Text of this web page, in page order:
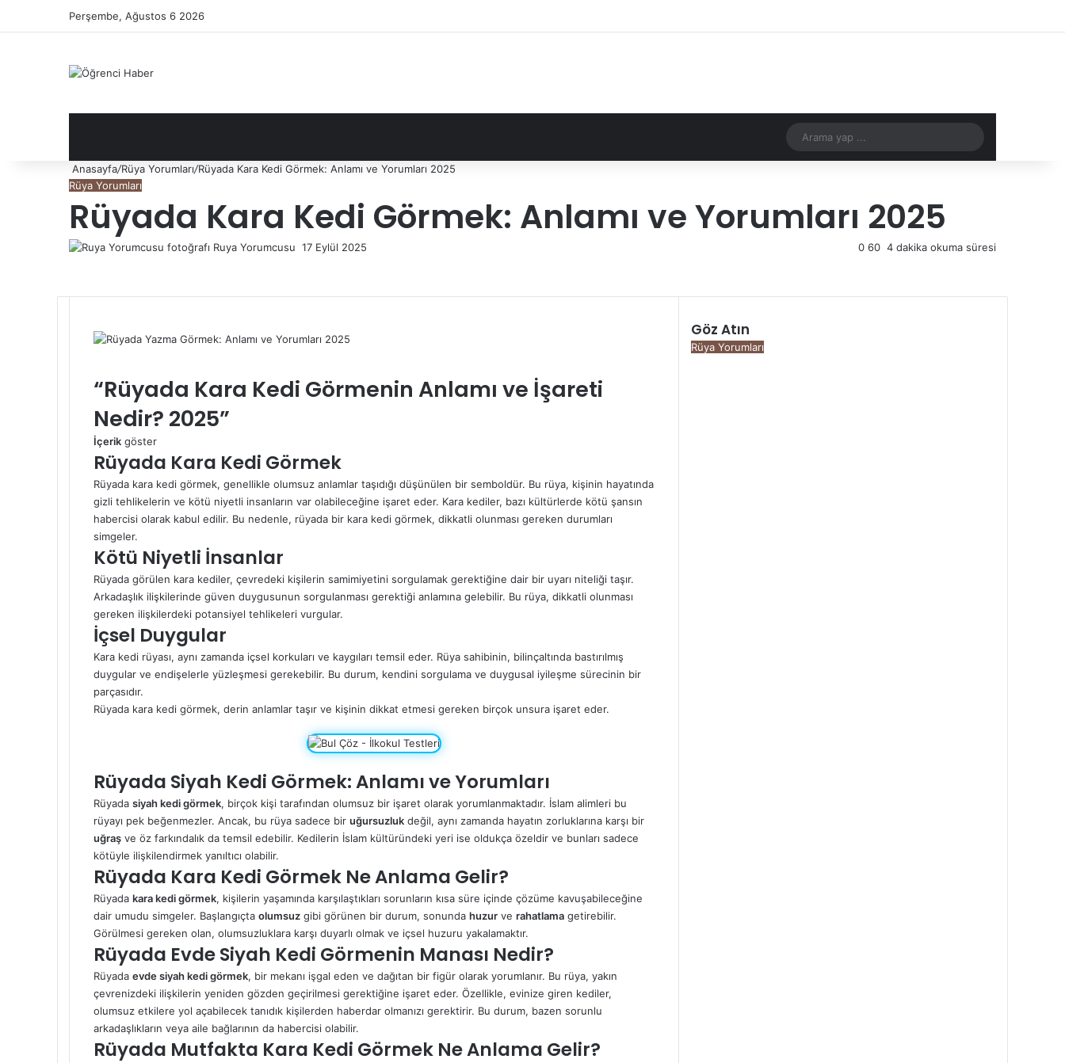
Perşembe, Ağustos 6 2026
Rastgele Makale
yap
Anasayfa/Rüya Yorumları/Rüyada Kara Kedi Görmek: Anlamı ve Yorumları 2025
Rüya Yorumları
Rüyada Kara Kedi Görmek: Anlamı ve Yorumları 2025
Ruya Yorumcusu Bir
göndermek
17 Eylül 2025 0 60 4 dakika okuma süresi
a
e
o
o
k
n
d
I
n
i
n
r
e
s
t
h
a
t
A
p
p
e
e
r
a
m
“Rüyada Kara Kedi Görmenin Anlamı ve İşareti
Nedir? 2025”
İçerik göster
Rüyada Kara Kedi Görmek
Rüyada kara kedi görmek, genellikle olumsuz anlamlar taşıdığı düşünülen bir semboldür. Bu rüya, kişinin hayatında
gizli tehlikelerin ve kötü niyetli insanların var olabileceğine işaret eder. Kara kediler, bazı kültürlerde kötü şansın
habercisi olarak kabul edilir. Bu nedenle, rüyada bir kara kedi görmek, dikkatli olunması gereken durumları
simgeler.
Kötü Niyetli İnsanlar
Rüyada görülen kara kediler, çevredeki kişilerin samimiyetini sorgulamak gerektiğine dair bir uyarı niteliği taşır.
Arkadaşlık ilişkilerinde güven duygusunun sorgulanması gerektiği anlamına gelebilir. Bu rüya, dikkatli olunması
gereken ilişkilerdeki potansiyel tehlikeleri vurgular.
İçsel Duygular
Kara kedi rüyası, aynı zamanda içsel korkuları ve kaygıları temsil eder. Rüya sahibinin, bilinçaltında bastırılmış
duygular ve endişelerle yüzleşmesi gerekebilir. Bu durum, kendini sorgulama ve duygusal iyileşme sürecinin bir
parçasıdır.
Rüyada kara kedi görmek, derin anlamlar taşır ve kişinin dikkat etmesi gereken birçok unsura işaret eder.
Rüyada Siyah Kedi Görmek: Anlamı ve Yorumları
Rüyada siyah kedi görmek, birçok kişi tarafından olumsuz bir işaret olarak yorumlanmaktadır. İslam alimleri bu
rüyayı pek beğenmezler. Ancak, bu rüya sadece bir uğursuzluk değil, aynı zamanda hayatın zorluklarına karşı bir
uğraş ve öz farkındalık da temsil edebilir. Kedilerin İslam kültüründeki yeri ise oldukça özeldir ve bunları sadece
kötüyle ilişkilendirmek yanıltıcı olabilir.
Rüyada Kara Kedi Görmek Ne Anlama Gelir?
Rüyada kara kedi görmek, kişilerin yaşamında karşılaştıkları sorunların kısa süre içinde çözüme kavuşabileceğine
dair umudu simgeler. Başlangıçta olumsuz gibi görünen bir durum, sonunda huzur ve rahatlama getirebilir.
Görülmesi gereken olan, olumsuzluklara karşı duyarlı olmak ve içsel huzuru yakalamaktır.
Rüyada Evde Siyah Kedi Görmenin Manası Nedir?
Rüyada evde siyah kedi görmek, bir mekanı işgal eden ve dağıtan bir figür olarak yorumlanır. Bu rüya, yakın
çevrenizdeki ilişkilerin yeniden gözden geçirilmesi gerektiğine işaret eder. Özellikle, evinize giren kediler,
olumsuz etkilere yol açabilecek tanıdık kişilerden haberdar olmanızı gerektirir. Bu durum, bazen sorunlu
arkadaşlıkların veya aile bağlarının da habercisi olabilir.
Rüyada Mutfakta Kara Kedi Görmek Ne Anlama Gelir?
Göz Atın
K
Rüya Yorumları